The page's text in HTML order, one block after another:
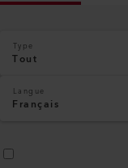
Type
Tout
Langue
Français